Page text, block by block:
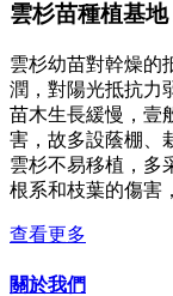
雲杉苗種植基地
雲杉幼苗對幹燥的
潤，對陽光抵抗力
苗木生長緩慢，壹
害，故多設蔭棚、
雲杉不易移植，多
根系和枝葉的傷害
查看更多
關於我們